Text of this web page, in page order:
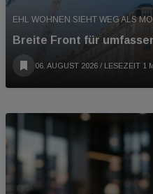
EHL WOHNEN SIEHT WEG ALS
Breite Front für
06. AUGUST 2026 / LESEZEIT 1